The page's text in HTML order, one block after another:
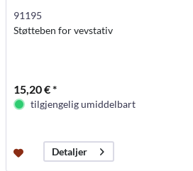
91195
Støtteben for vevstativ
15,20 € *
tilgjengelig umiddelbart
Detaljer